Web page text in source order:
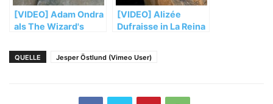
[VIDEO] Adam Ondra
als The Wizard's
(Auszug)
[VIDEO] Alizée
Dufraisse in La Reina
QUELLE Jesper Östlund (Vimeo User)